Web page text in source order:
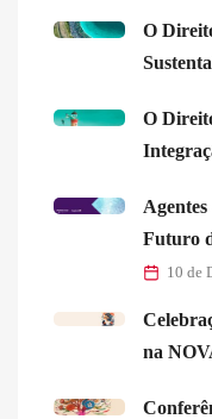
O
O
Futuro
10 de
na